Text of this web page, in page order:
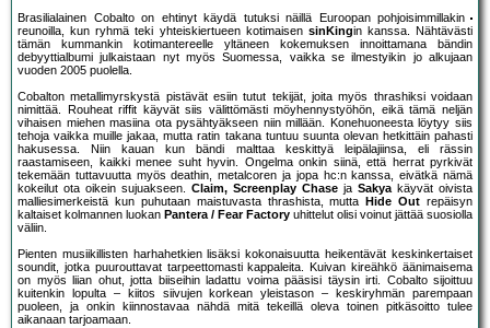
Brasilialainen Cobalto on ehtinyt käydä tutuksi näillä Euroopan pohjoisimmillakin
reunoilla, kun ryhmä teki yhteiskiertueen kotimaisen sinKingin kanssa. Nähtävästi
tämän kummankin kotimantereelle yltäneen kokemuksen innoittamana bändin
debyyttialbumi julkaistaan nyt myös Suomessa, vaikka se ilmestyikin jo alkujaan
vuoden 2005 puolella.
Cobalton metallimyrskystä pistävät esiin tutut tekijät, joita myös thrashiksi voidaan
nimittää. Rouheat riffit käyvät siis välittömästi möyhennystyöhön, eikä tämä neljän
vihaisen miehen masiina ota pysähtyäkseen niin millään. Konehuoneesta löytyy siis
tehoja vaikka muille jakaa, mutta ratin takana tuntuu suunta olevan hetkittäin pahasti
hakusessa. Niin kauan kun bändi malttaa keskittyä leipälajiinsa, eli rässin
raastamiseen, kaikki menee suht hyvin. Ongelma onkin siinä, että herrat pyrkivät
tekemään tuttavuutta myös deathin, metalcoren ja jopa hc:n kanssa, eivätkä nämä
kokeilut ota oikein sujuakseen. Claim, Screenplay Chase ja Sakyakäyvät oivista
malliesimerkeistä kun puhutaan maistuvasta thrashista, mutta
Hide Out repäisyn
kaltaiset kolmannen luokan Pantera / Fear Factory uhittelut olisi voinut jättää suosiolla
väliin.
Pienten musiikillisten harhahetkien lisäksi kokonaisuutta heikentävät keskinkertaiset
soundit, jotka puurouttavat tarpeettomasti kappaleita. Kuivan kireähkö äänimaisema
on myös liian ohut, jotta biiseihin ladattu voima pääsisi täysin irti. Cobalto sijoittuu
kuitenkin lopulta – kiitos siivujen korkean yleistason – keskiryhmän parempaan
puoleen, ja onkin kiinnostavaa nähdä mitä tekeillä oleva toinen pitkäsoitto tulee
aikanaan tarjoamaan.